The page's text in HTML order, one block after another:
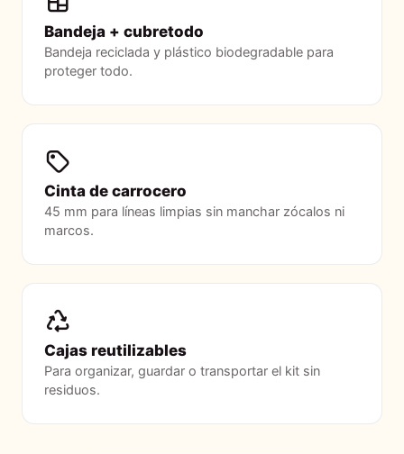
Bandeja + cubretodo
Bandeja reciclada y plástico biodegradable para
proteger todo.
Cinta de carrocero
45 mm para líneas limpias sin manchar zócalos ni
marcos.
Cajas reutilizables
Para organizar, guardar o transportar el kit sin
residuos.